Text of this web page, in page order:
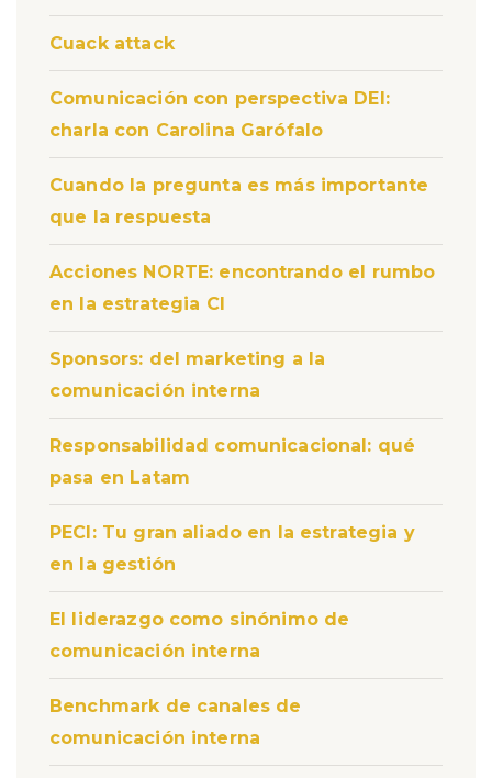
Cuack attack
Comunicación con perspectiva DEI:
charla con Carolina Garófalo
Cuando la pregunta es más importante
que la respuesta
Acciones NORTE: encontrando el rumbo
en la estrategia CI
Sponsors: del marketing a la
comunicación interna
Responsabilidad comunicacional: qué
pasa en Latam
PECI: Tu gran aliado en la estrategia y
en la gestión
El liderazgo como sinónimo de
comunicación interna
Benchmark de canales de
comunicación interna